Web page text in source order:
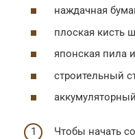
наждачная
плоская кисть
японская пила
строительный
Чтобы начать